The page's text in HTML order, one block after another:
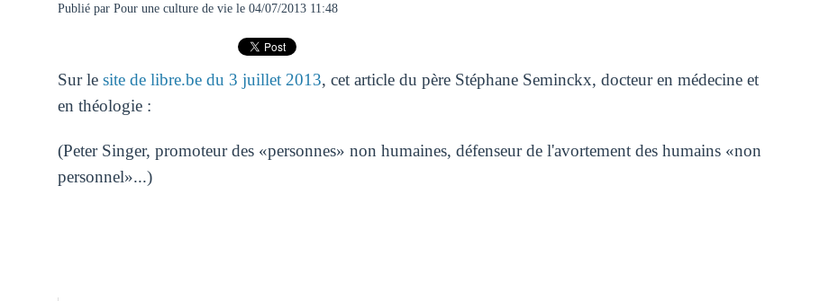
Publié par Pour une culture de viele 04/07/2013 11:48
Sur le site de libre.be du 3 juillet 2013, cet article du père Stéphane Seminckx, docteur en médecine et
en théologie :
(Peter Singer, promoteur des «personnes» non humaines, défenseur de l'avortement des humains «non
personnel»...)